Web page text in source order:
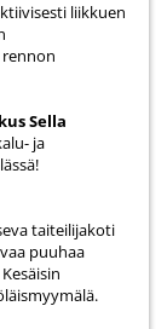
liikkuen
Sella
ja
taiteilijakoti
puuhaa